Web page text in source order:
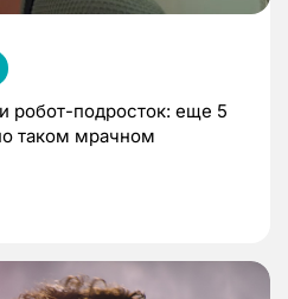
робот-подросток: еще 5
таком мрачном